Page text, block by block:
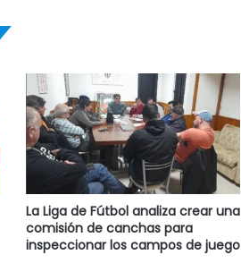
La Liga de Fútbol analiza crear una
comisión de canchas para
inspeccionar los campos de juego